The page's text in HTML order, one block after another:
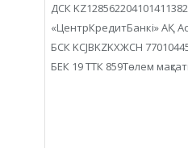
ДСК KZ128562204101411382
«ЦентрКредитБанкі» АҚ
БСК KCJBKZKXЖСН
БЕК 19 ТТК 859Төлем